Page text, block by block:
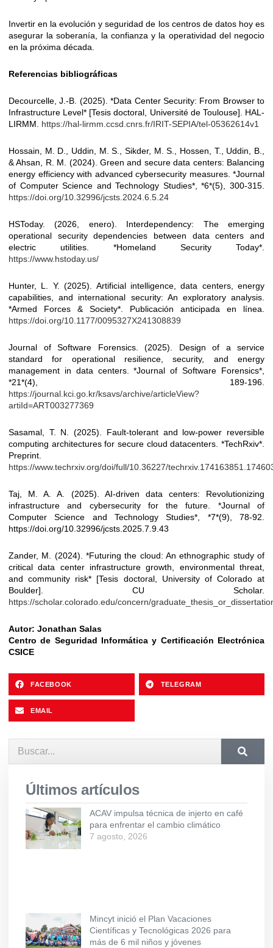
Invertir en la evolución y seguridad de los centros de datos hoy es
asegurar la soberanía, la confianza y la operatividad del negocio
en la próxima década.
Referencias bibliográficas
Decourcelle, J.-B. (2025). *Data Center Security: From Browser to
Infrastructure Level* [Tesis doctoral, Université de Toulouse]. HAL-
LIRMM. https://hal-lirmm.ccsd.cnrs.fr/IRIT-SEPIA/tel-05362614v1
Hossain, M. D., Uddin, M. S., Sikder, M. S., Hossen, T., Uddin, B.,
& Ahsan, R. M. (2024). Green and secure data centers: Balancing
energy efficiency with advanced cybersecurity measures. *Journal
of Computer Science and Technology Studies*, *6*(5), 300-315.
https://doi.org/10.32996/jcsts.2024.6.5.24
HSToday. (2026, enero). Interdependency: The emerging
operational security dependencies between data centers and
electric utilities. *Homeland Security Today*.
https://www.hstoday.us/
Hunter, L. Y. (2025). Artificial intelligence, data centers, energy
capabilities, and international security: An exploratory analysis.
*Armed Forces & Society*. Publicación anticipada en línea.
https://doi.org/10.1177/0095327X241308839
Journal of Software Forensics. (2025). Design of a service
standard for operational resilience, security, and energy
management in data centers. *Journal of Software Forensics*,
*21*(4), 189-196.
https://journal.kci.go.kr/ksavs/archive/articleView?
artiId=ART003277369
Sasamal, T. N. (2025). Fault-tolerant and low-power reversible
computing architectures for secure cloud datacenters. *TechRxiv*.
Preprint.
https://www.techrxiv.org/doi/full/10.36227/
Taj, M. A. A. (2025). AI-driven data centers: Revolutionizing
infrastructure and cybersecurity for the future. *Journal of
Computer Science and Technology Studies*, *7*(9), 78-92.
https://doi.org/10.32996/jcsts.2025.7.9.43
Zander, M. (2024). *Futuring the cloud: An ethnographic study of
critical data center infrastructure growth, environmental threat,
and community risk* [Tesis doctoral, University of Colorado at
Boulder]. CU Scholar.
https://scholar.colorado.edu/concern/
Autor: Jonathan Salas
Centro de Seguridad Informática y Certificación Electrónica
CSICE
FACEBOOK TELEGRAM
EMAIL
Últimos artículos
ACAV impulsa técnica de injerto en café
para enfrentar el cambio climático
7 agosto, 2026
Mincyt inició el Plan Vacaciones
Científicas y Tecnológicas 2026 para
más de 6 mil niños y jóvenes